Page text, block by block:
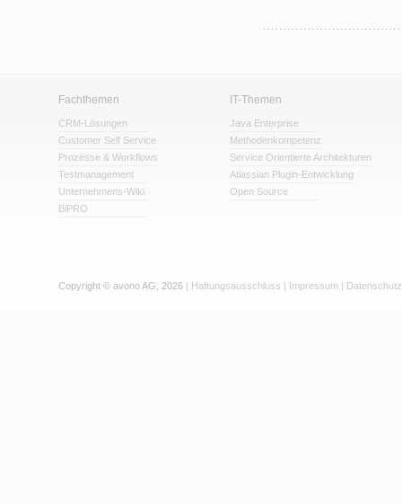
Fachthemen
CRM-Lösungen
Customer Self Service
Prozesse & Workflows
Testmanagement
Unternehmens-Wiki
BiPRO
IT-Themen
Java Enterprise
Methodenkompetenz
Service Orientierte Architekturen
Atlassian Plugin-Entwicklung
Open Source
Copyright © avono AG, 2026 | Haftungsausschluss | Impressum | Datenschutz